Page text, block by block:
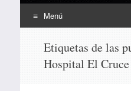
Menú
contenido
Etiquetas de las
Hospital El Cruce